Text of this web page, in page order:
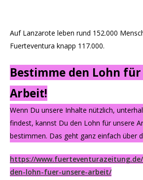
Auf Lanzarote leben rund 152.000
Fuerteventura knapp 117.000.
Bestimme den Lohn
Arbeit!
Wenn Du unsere Inhalte nützlich,
findest, kannst Du den Lohn für unsere
bestimmen. Das geht ganz einfach über
https://
den-lohn-fuer-unsere-arbeit/